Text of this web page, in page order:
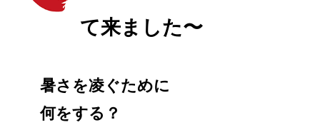
て来ました〜
暑さを凌ぐために
何をする？